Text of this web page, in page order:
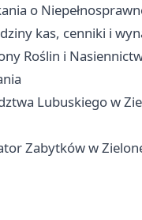
o
kas, cenniki i
Roślin i
Lubuskiego w
Zabytków w